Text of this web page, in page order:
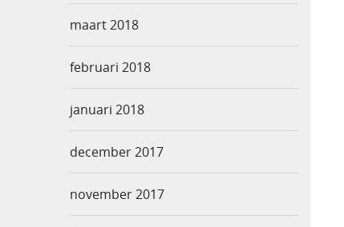
maart 2018
februari 2018
januari 2018
december 2017
november 2017